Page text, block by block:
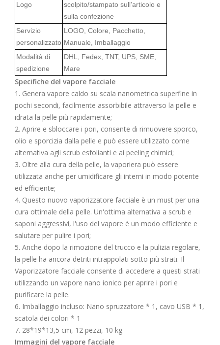
Logo
scolpito/stampato sull'articolo e
sulla confezione
Servizio
personalizzato
LOGO, Colore, Pacchetto,
Manuale, Imballaggio
Modalità di
spedizione
DHL, Fedex, TNT, UPS, SME,
Mare
Specifiche del vapore facciale
1. Genera vapore caldo su scala nanometrica superfine in
pochi secondi, facilmente assorbibile attraverso la pelle e
idrata la pelle più rapidamente;
2. Aprire e sbloccare i pori, consente di rimuovere sporco,
olio e sporcizia dalla pelle e può essere utilizzato come
alternativa agli scrub esfolianti e ai peeling chimici;
3. Oltre alla cura della pelle, la vaporiera può essere
utilizzata anche per umidificare gli interni in modo potente
ed efficiente;
4. Questo nuovo vaporizzatore facciale è un must per una
cura ottimale della pelle. Un'ottima alternativa a scrub e
saponi aggressivi, l'uso del vapore è un modo efficiente e
salutare per pulire i pori;
5. Anche dopo la rimozione del trucco e la pulizia regolare,
la pelle ha ancora detriti intrappolati sotto più strati. Il
Vaporizzatore facciale consente di accedere a questi strati
utilizzando un vapore nano ionico per aprire i pori e
purificare la pelle.
6. Imballaggio incluso: Nano spruzzatore * 1, cavo USB * 1,
scatola dei colori * 1
7. 28*19*13,5 cm, 12 pezzi, 10 kg
Immagini del vapore facciale